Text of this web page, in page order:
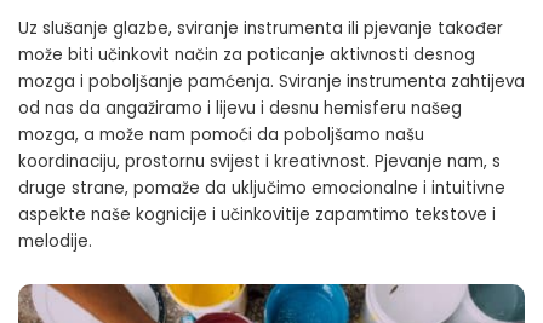
Uz slušanje glazbe, sviranje instrumenta ili pjevanje također
može biti učinkovit način za poticanje aktivnosti desnog
mozga i poboljšanje pamćenja. Sviranje instrumenta zahtijeva
od nas da angažiramo i lijevu i desnu hemisferu našeg
mozga, a može nam pomoći da poboljšamo našu
koordinaciju, prostornu svijest i kreativnost. Pjevanje nam, s
druge strane, pomaže da uključimo emocionalne i intuitivne
aspekte naše kognicije i učinkovitije zapamtimo tekstove i
melodije.